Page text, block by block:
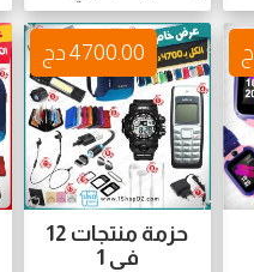
حزمة منتجات 12
في 1
4700.00 دج